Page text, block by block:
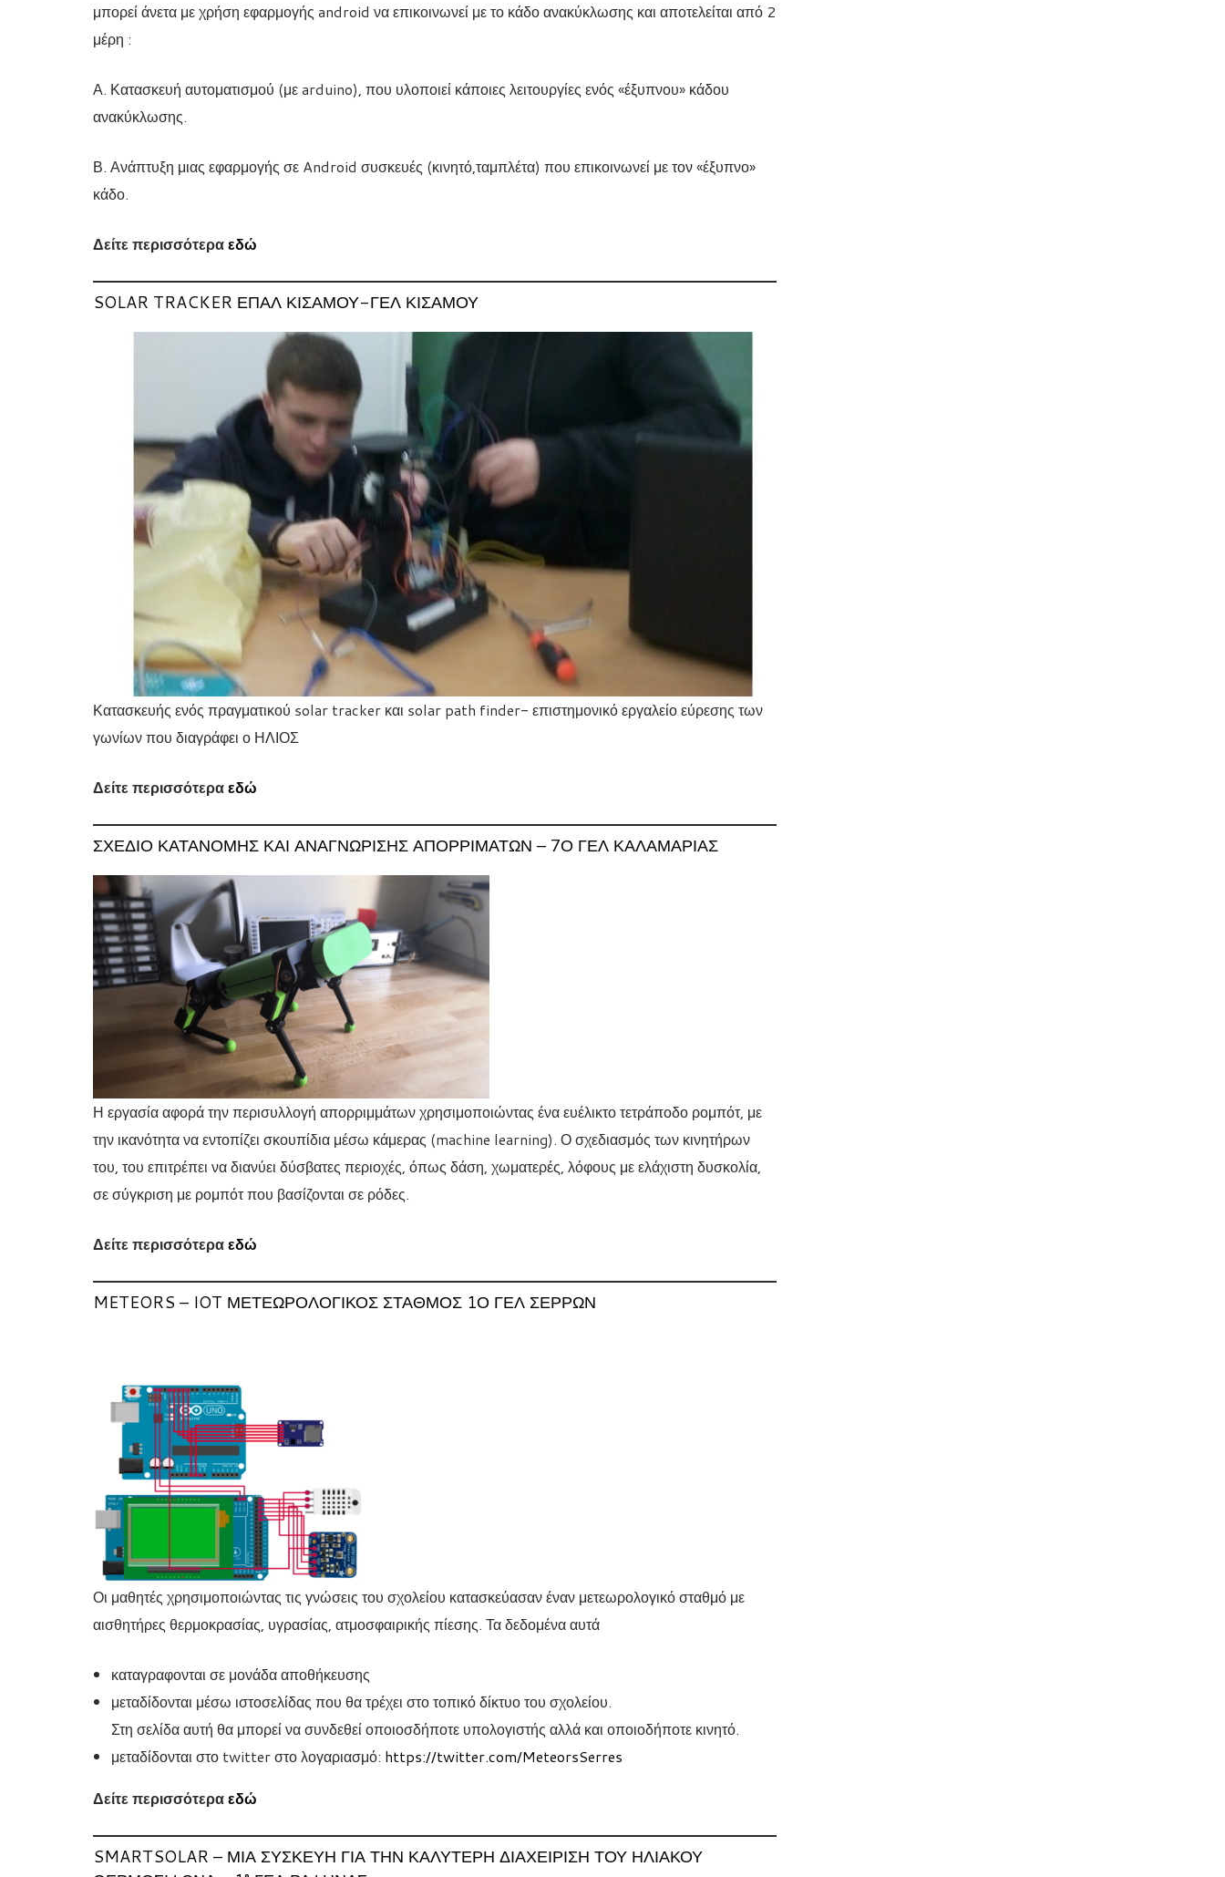
μπορεί άνετα με χρήση εφαρμογής android να επικοινωνεί με το κάδο ανακύκλωσης και αποτελείται από 2
μέρη :
Α. Κατασκευή αυτοματισμού (με arduino), που υλοποιεί κάποιες λειτουργίες ενός «έξυπνου» κάδου
ανακύκλωσης.
Β. Ανάπτυξη μιας εφαρμογής σε Android συσκευές (κινητό,ταμπλέτα) που επικοινωνεί με τον «έξυπνο»
κάδο.
Δείτε περισσότεραεδώ
SOLAR TRACKER ΕΠΑΛ ΚΙΣΑΜΟΥ-ΓΕΛ ΚΙΣΑΜΟΥ
Κατασκευής ενός πραγματικού solar tracker και solar path finder- επιστημονικό εργαλείο εύρεσης των
γωνίων που διαγράφει ο ΗΛΙΟΣ
Δείτε περισσότεραεδώ
ΣΧΈΔΙΟ ΚΑΤΑΝΟΜΉΣ ΚΑΙ ΑΝΑΓΝΏΡΙΣΗΣ ΑΠΟΡΡΙΜΆΤΩΝ – 7Ο ΓΕΛ ΚΑΛΑΜΑΡΙΆΣ
Η εργασία αφορά την περισυλλογή απορριμμάτων χρησιμοποιώντας ένα ευέλικτο τετράποδο ρομπότ, με
την ικανότητα να εντοπίζει σκουπίδια μέσω κάμερας (machine learning). Ο σχεδιασμός των κινητήρων
του, του επιτρέπει να διανύει δύσβατες περιοχές, όπως δάση, χωματερές, λόφους με ελάχιστη δυσκολία,
σε σύγκριση με ρομπότ που βασίζονται σε ρόδες.
Δείτε περισσότεραεδώ
METEORS – IOT ΜΕΤΕΩΡΟΛΟΓΙΚΌΣ ΣΤΑΘΜΌΣ 1Ο ΓΕΛ ΣΕΡΡΏΝ
Οι μαθητές χρησιμοποιώντας τις γνώσεις του σχολείου κατασκεύασαν έναν μετεωρολογικό σταθμό με
αισθητήρες θερμοκρασίας, υγρασίας, ατμοσφαιρικής πίεσης. Τα δεδομένα αυτά
καταγραφονται σε μονάδα αποθήκευσης
μεταδίδονται μέσω ιστοσελίδας που θα τρέχει στο τοπικό δίκτυο του σχολείου.
Στη σελίδα αυτή θα μπορεί να συνδεθεί οποιοσδήποτε υπολογιστής αλλά και οποιοδήποτε κινητό.
μεταδίδονται στο twitter στο λογαριασμό: https://twitter.com/MeteorsSerres
Δείτε περισσότεραεδώ
SMARTSOLAR – ΜΙΑ ΣΥΣΚΕΥΉ ΓΙΑ ΤΗΝ ΚΑΛΎΤΕΡΗ ΔΙΑΧΕΊΡΙΣΗ ΤΟΥ ΗΛΙΑΚΟΎ